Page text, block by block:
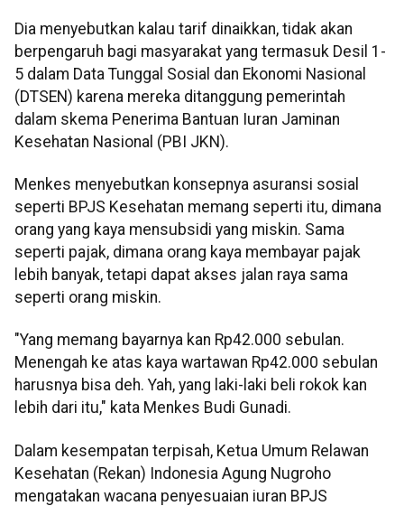
Dia menyebutkan kalau tarif dinaikkan, tidak akan
berpengaruh bagi masyarakat yang termasuk Desil 1-
5 dalam Data Tunggal Sosial dan Ekonomi Nasional
(DTSEN) karena mereka ditanggung pemerintah
dalam skema Penerima Bantuan Iuran Jaminan
Kesehatan Nasional (PBI JKN).
Menkes menyebutkan konsepnya asuransi sosial
seperti BPJS Kesehatan memang seperti itu, dimana
orang yang kaya mensubsidi yang miskin. Sama
seperti pajak, dimana orang kaya membayar pajak
lebih banyak, tetapi dapat akses jalan raya sama
seperti orang miskin.
"Yang memang bayarnya kan Rp42.000 sebulan.
Menengah ke atas kaya wartawan Rp42.000 sebulan
harusnya bisa deh. Yah, yang laki-laki beli rokok kan
lebih dari itu," kata Menkes Budi Gunadi.
Dalam kesempatan terpisah, Ketua Umum Relawan
Kesehatan (Rekan) Indonesia Agung Nugroho
mengatakan wacana penyesuaian iuran BPJS